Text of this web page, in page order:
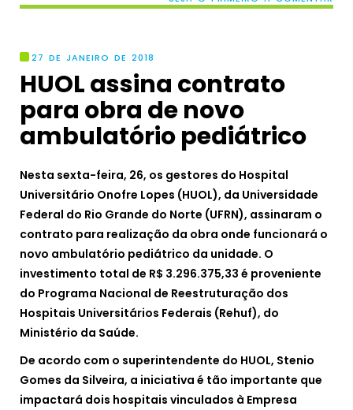
27 DE JANEIRO DE 2018
HUOL assina contrato
para obra de novo
ambulatório pediátrico
Nesta sexta-feira, 26, os gestores do Hospital
Universitário Onofre Lopes (HUOL), da Universidade
Federal do Rio Grande do Norte (UFRN), assinaram o
contrato para realização da obra onde funcionará o
novo ambulatório pediátrico da unidade. O
investimento total de R$ 3.296.375,33 é proveniente
do Programa Nacional de Reestruturação dos
Hospitais Universitários Federais (Rehuf), do
Ministério da Saúde.
De acordo com o superintendente do HUOL, Stenio
Gomes da Silveira, a iniciativa é tão importante que
impactará dois hospitais vinculados à Empresa